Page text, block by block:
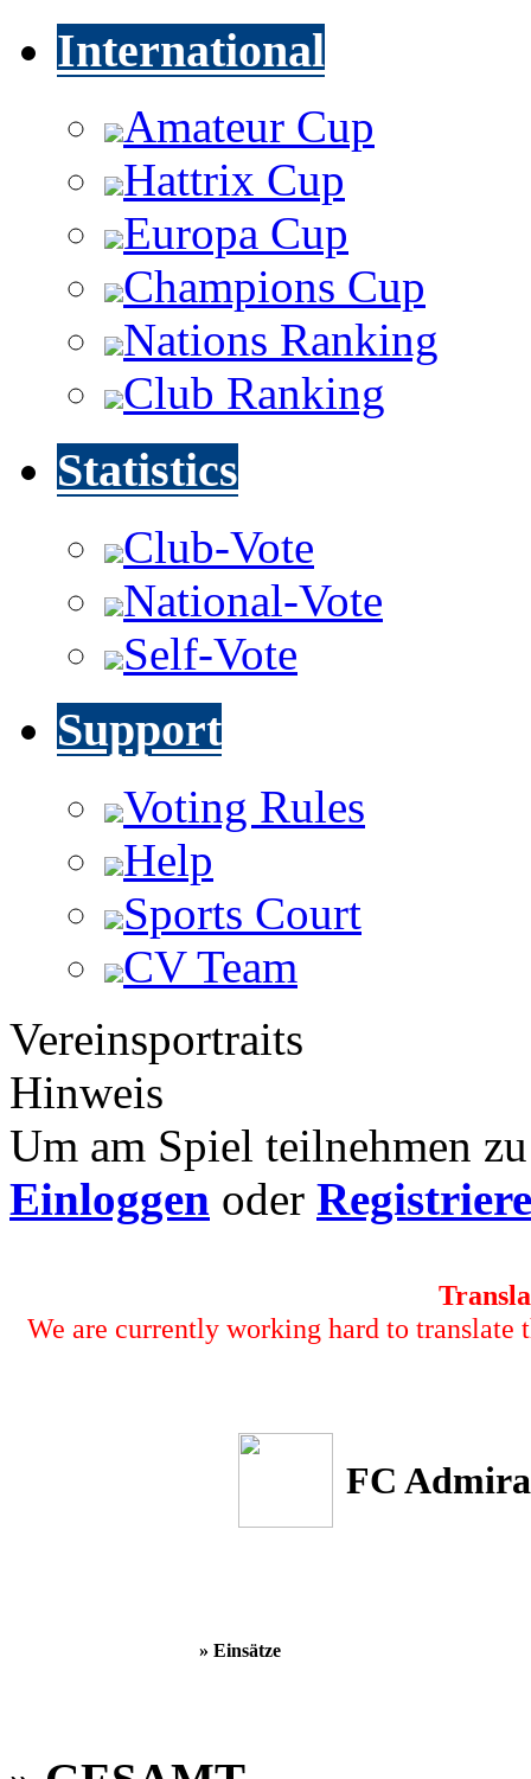
International
Amateur Cup
Hattrix Cup
Europa Cup
Champions Cup
Nations Ranking
Club Ranking
Statistics
Club-Vote
National-Vote
Self-Vote
Support
Voting Rules
Help
Sports Court
CV Team
Vereinsportraits
Hinweis
Um am Spiel teilnehmen
Einloggen oder
We are currently working hard to translate
FC
» Einsätze